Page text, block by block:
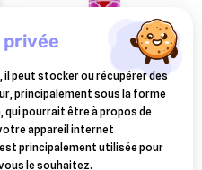
VÉTOQUINOL
tiquanis habitat
insectes rampants –
privée
il peut stocker ou récupérer des
principalement sous la forme
pourrait être à propos de
appareil internet
principalement utilisée pour
le souhaitez.